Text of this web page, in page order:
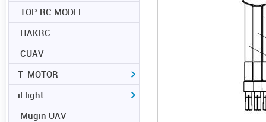
TOP RC MODEL
HAKRC
CUAV
T-MOTOR
iFlight
Mugin UAV